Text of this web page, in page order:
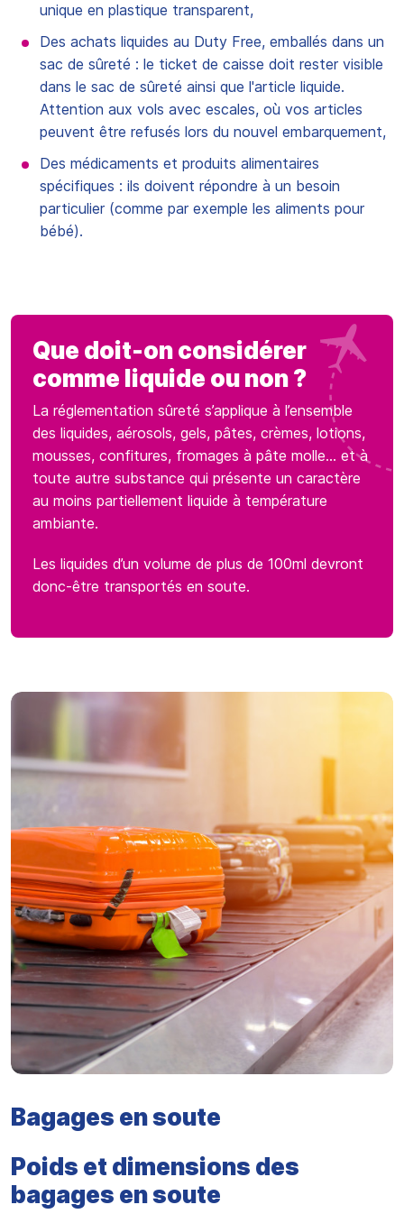
unique en plastique transparent,
Des achats liquides au Duty Free, emballés dans un
sac de sûreté : le ticket de caisse doit rester visible
dans le sac de sûreté ainsi que l'article liquide.
Attention aux vols avec escales, où vos articles
peuvent être refusés lors du nouvel embarquement,
Des médicaments et produits alimentaires
spécifiques : ils doivent répondre à un besoin
particulier (comme par exemple les aliments pour
bébé).
Que doit-on considérer
comme liquide ou non ?
La réglementation sûreté s’applique à l’ensemble
des liquides, aérosols, gels, pâtes, crèmes, lotions,
mousses, confitures, fromages à pâte molle… et à
toute autre substance qui présente un caractère
au moins partiellement liquide à température
ambiante.
Les liquides d’un volume de plus de 100ml devront
donc-être transportés en soute.
Bagages en soute
Poids et dimensions des
bagages en soute